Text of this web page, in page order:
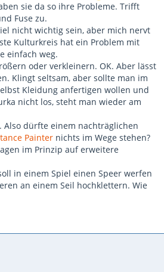
sie da so ihre Probleme. Trifft
Fuse zu.
nicht wichtig sein, aber mich nervt
Kulturkreis hat ein Problem mit
einfach weg.
oder verkleinern. OK. Aber lässt
Klingt seltsam, aber sollte man im
Kleidung anfertigen wollen und
nicht los, steht man wieder am
Also dürfte einem nachträglichen
Painter nichts im Wege stehen?
im Prinzip auf erweitere
in einem Spiel einen Speer werfen
an einem Seil hochklettern. Wie